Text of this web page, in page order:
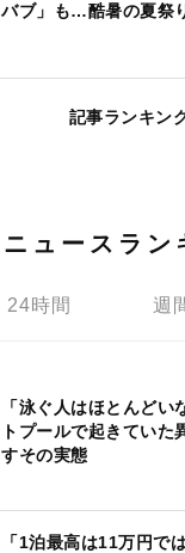
バブ」も…酷暑の夏祭
記事ランキン
ニュースラン
24時間 週
「泳ぐ人はほとんど
トプールで起きてい
すその実態
「1泊最高は11万円で